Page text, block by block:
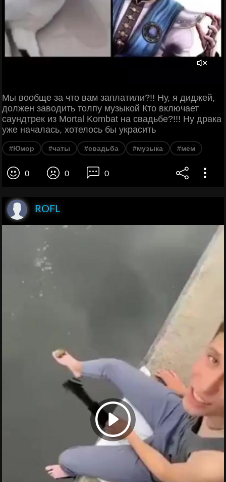
Мы вообще за что вам заплатили?!! Ну, я диджей,
должен заводить толпу музыкой Кто включает
саундтрек из Mortal Kombat на свадьбе?!!! Ну драка
уже началась, хотелось бы украсить
#Юмор #чаты #свадьба #музыка #мем
0 0 0
ROFL